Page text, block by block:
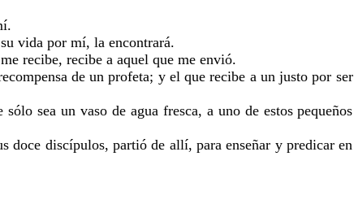
vida por mí, la encontrará.
recibe, recibe a aquel que me envió.
de un profeta; y el que recibe a un justo por ser
sea un vaso de agua fresca, a uno de estos pequeños
doce discípulos, partió de allí, para enseñar y predicar en